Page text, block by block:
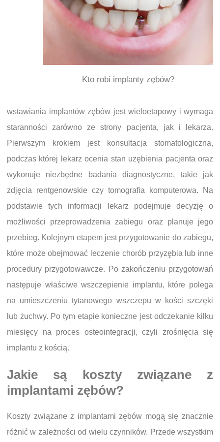
Kto robi implanty zębów?
wstawiania implantów zębów jest wieloetapowy i wymaga
staranności zarówno ze strony pacjenta, jak i lekarza.
Pierwszym krokiem jest konsultacja stomatologiczna,
podczas której lekarz ocenia stan uzębienia pacjenta oraz
wykonuje niezbędne badania diagnostyczne, takie jak
zdjęcia rentgenowskie czy tomografia komputerowa. Na
podstawie tych informacji lekarz podejmuje decyzję o
możliwości przeprowadzenia zabiegu oraz planuje jego
przebieg. Kolejnym etapem jest przygotowanie do zabiegu,
które może obejmować leczenie chorób przyzębia lub inne
procedury przygotowawcze. Po zakończeniu przygotowań
następuje właściwe wszczepienie implantu, które polega
na umieszczeniu tytanowego wszczepu w kości szczęki
lub żuchwy. Po tym etapie konieczne jest odczekanie kilku
miesięcy na proces osteointegracji, czyli zrośnięcia się
implantu z kością.
Jakie są koszty związane z
implantami zębów?
Koszty związane z implantami zębów mogą się znacznie
różnić w zależności od wielu czynników. Przede wszystkim